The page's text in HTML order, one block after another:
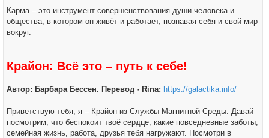
Карма – это инструмент совершенствования души человека и
общества, в котором он живёт и работает, познавая себя и свой мир
вокруг.
Крайон: Всё это – путь к себе!
Автор: Барбара Бессен. Перевод - Rina: https://galactika.info/
Приветствую тебя, я – Крайон из Службы Магнитной Среды. Давай
посмотрим, что беспокоит твоё сердце, какие повседневные заботы,
семейная жизнь, работа, друзья тебя нагружают. Посмотри в